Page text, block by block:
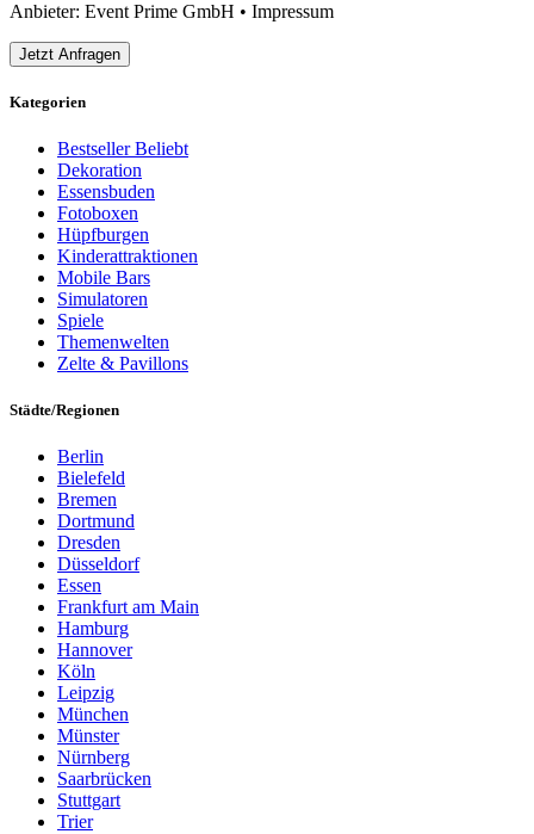
Anbieter: Event Prime GmbH​ • Impressum
Jetzt Anfragen
Kategorien
BestsellerBeliebt
Dekoration
Essensbuden
Fotoboxen
Hüpfburgen
Kinderattraktionen
Mobile Bars
Simulatoren
Spiele
Themenwelten
Zelte & Pavillons
Städte/Regionen
Berlin
Bielefeld
Bremen
Dortmund
Dresden
Düsseldorf
Essen
Frankfurt am Main
Hamburg
Hannover
Köln
Leipzig
München
Münster
Nürnberg
Saarbrücken
Stuttgart
Trier